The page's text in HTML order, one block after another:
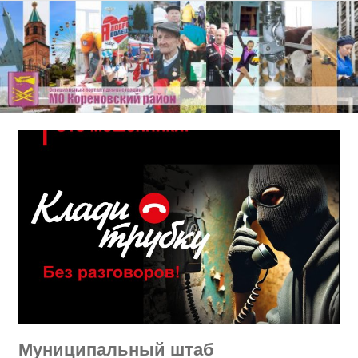
Перейти
к
содержимому
Муниципальный штаб